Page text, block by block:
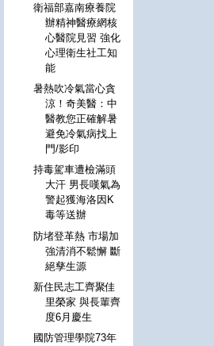
衛福部嘉南療養院
辦精神醫療網核
心醫院見習 強化
心理衛生社工知
能
暑熱吹冷氣當心貪
涼！奇美醫：中
醫教您正確解暑
避免冷氣病找上
門/影印
持毒駕車遭檢滿頭
大汗 男長嘆氣為
警起獲海洛因K
毒等送辦
防堵登革熱 市場加
強清消不鬆懈 斷
絕孳生源
新住民志工齊聚佳
里榮家 與長輩齊
度6月慶生
國防管理學院73年